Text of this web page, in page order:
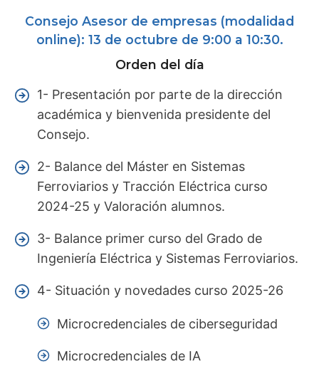
Consejo Asesor de empresas (modalidad
online): 13 de octubre de 9:00 a 10:30.
Orden del día
1- Presentación por parte de la dirección
académica y bienvenida presidente del
Consejo.
2- Balance del Máster en Sistemas
Ferroviarios y Tracción Eléctrica curso
2024-25 y Valoración alumnos.
3- Balance primer curso del Grado de
Ingeniería Eléctrica y Sistemas Ferroviarios.
4- Situación y novedades curso 2025-26
Microcredenciales de ciberseguridad
Microcredenciales de IA